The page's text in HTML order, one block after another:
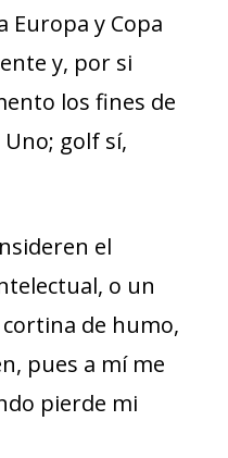
Europa y Copa
y, por si
los fines de
golf sí,
el
o un
de humo,
pues a mí me
pierde mi